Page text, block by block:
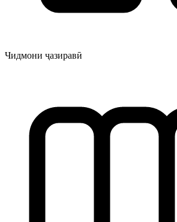
Чидмони ҷазиравӣ